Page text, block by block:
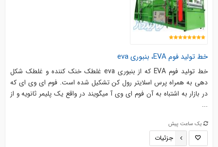
خط تولید فوم EVA، بنبوری eva
خط تولید فوم EVA که از بنبوری eva غلطک خنک کننده و غلطک شکل
دهی به همراه پرس اسلایتر رول کن تشکیل شده است. فوم ای وی ای که
در بازار به اشتباه به آن فوم ای وی آ میگویند در واقع یک پلیمر ثانویه و از
...
یک ساعت پیش
جزئیات